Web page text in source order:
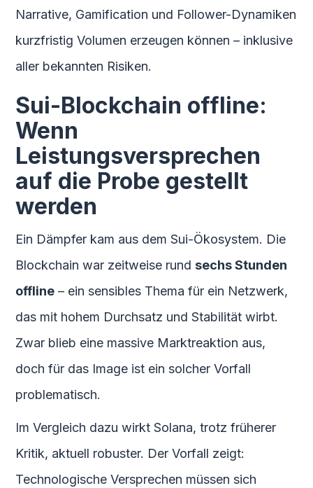
Narrative, Gamification und Follower-Dynamiken
kurzfristig Volumen erzeugen können – inklusive
aller bekannten Risiken.
Sui-Blockchain offline:
Wenn
Leistungsversprechen
auf die Probe gestellt
werden
Ein Dämpfer kam aus dem Sui-Ökosystem. Die
Blockchain war zeitweise rund sechs Stunden
offline – ein sensibles Thema für ein Netzwerk,
das mit hohem Durchsatz und Stabilität wirbt.
Zwar blieb eine massive Marktreaktion aus,
doch für das Image ist ein solcher Vorfall
problematisch.
Im Vergleich dazu wirkt Solana, trotz früherer
Kritik, aktuell robuster. Der Vorfall zeigt:
Technologische Versprechen müssen sich